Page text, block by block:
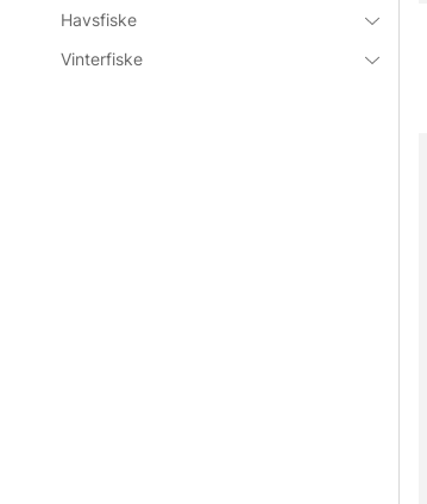
Havsfiske
Vinterfiske